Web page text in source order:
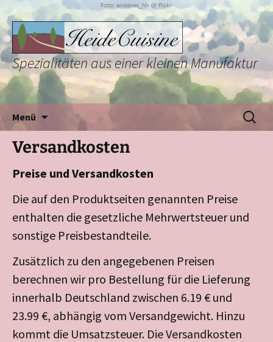
Spezialitäten aus einer kleinen Manufaktur
Menü
springen
Suchen
nach:
Versandkosten
Preise und Versandkosten
Die auf den Produktseiten genannten Preise
enthalten die gesetzliche Mehrwertsteuer und
sonstige Preisbestandteile.
Zusätzlich zu den angegebenen Preisen
berechnen wir pro Bestellung für die Lieferung
innerhalb Deutschland zwischen 6.19 € und
23.99 €, abhängig vom Versandgewicht. Hinzu
kommt die Umsatzsteuer. Die Versandkosten